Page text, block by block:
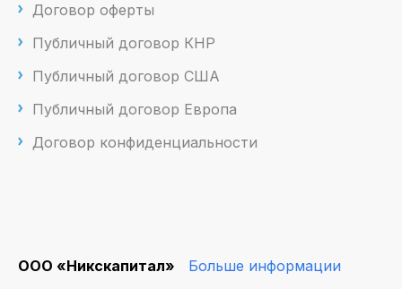
Договор оферты
Публичный договор КНР
Публичный договор США
Публичный договор Европа
Договор конфиденциальности
ООО «Никскапитал» Больше информации